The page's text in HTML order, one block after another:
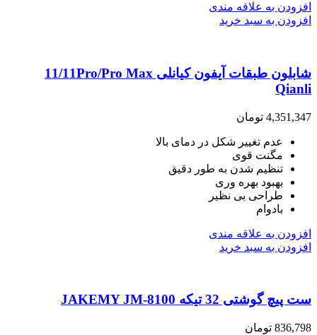
افزودن به علاقه مندی
افزودن به سبد خرید
شابلون طبقات آیفون کیانلی 11/11Pro/Pro Max
Qianli
4,351,347 تومان
عدم تغییر شکل در دمای بالا
مگنت قوی
تنظیم شدن به طور دقیق
بهبود بهره وری
طراحی بی نظیر
بادوام
افزودن به علاقه مندی
افزودن به سبد خرید
ست پیچ گوشتی 32 تیکه JAKEMY JM-8100
836,798 تومان